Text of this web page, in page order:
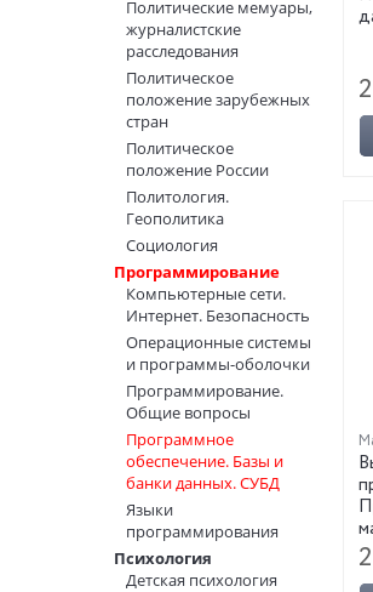
Политические мемуары,
журналистские
расследования
Политическое
положение зарубежных
стран
Политическое
положение России
Политология.
Геополитика
Социология
Программирование
Компьютерные сети.
Интернет. Безопасность
Операционные системы
и программы-оболочки
Программирование.
Общие вопросы
Программное
обеспечение. Базы и
банки данных. СУБД
Языки
программирования
Психология
Детская психология